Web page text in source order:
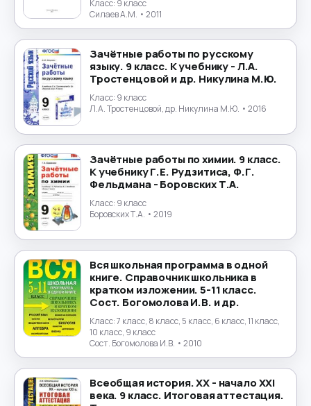
Юриспруденция
Японский язык
Класс: 9 класс
Силаев А.М. • 2011
Зачётные работы по русскому
языку. 9 класс. К учебнику - Л.А.
Тростенцовой и др. Никулина М.Ю.
Класс: 9 класс
Л.А. Тростенцовой, др. Никулина М.Ю. • 2016
Зачётные работы по химии. 9 класс.
К учебнику Г.Е. Рудзитиса, Ф.Г.
Фельдмана - Боровских Т.А.
Класс: 9 класс
Боровских Т.А. • 2019
Вся школьная программа в одной
книге. Справочник школьника в
кратком изложении. 5-11 класс.
Сост. Богомолова И.В. и др.
Класс:7 класс, 8 класс, 5 класс, 6 класс, 11 класс,
10 класс, 9 класс
Сост. Богомолова И.В. • 2010
Всеобщая история. XX - начало XXI
века. 9 класс. Итоговая аттестация.